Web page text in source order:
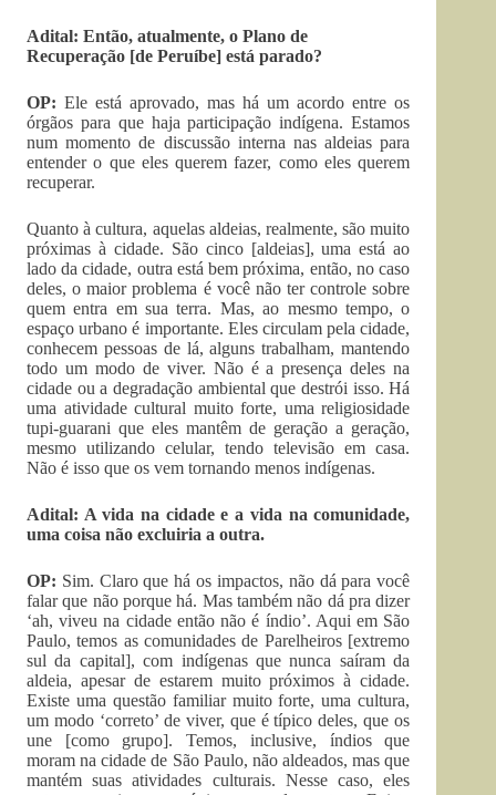
Adital: Então, atualmente, o Plano de
Recuperação [de Peruíbe] está parado?
OP: Ele está aprovado, mas há um acordo entre os
órgãos para que haja participação indígena. Estamos
num momento de discussão interna nas aldeias para
entender o que eles querem fazer, como eles querem
recuperar.
Quanto à cultura, aquelas aldeias, realmente, são muito
próximas à cidade. São cinco [aldeias], uma está ao
lado da cidade, outra está bem próxima, então, no caso
deles, o maior problema é você não ter controle sobre
quem entra em sua terra. Mas, ao mesmo tempo, o
espaço urbano é importante. Eles circulam pela cidade,
conhecem pessoas de lá, alguns trabalham, mantendo
todo um modo de viver. Não é a presença deles na
cidade ou a degradação ambiental que destrói isso. Há
uma atividade cultural muito forte, uma religiosidade
tupi-guarani que eles mantêm de geração a geração,
mesmo utilizando celular, tendo televisão em casa.
Não é isso que os vem tornando menos indígenas.
Adital: A vida na cidade e a vida na comunidade,
uma coisa não excluiria a outra.
OP: Sim. Claro que há os impactos, não dá para você
falar que não porque há. Mas também não dá pra dizer
‘ah, viveu na cidade então não é índio’. Aqui em São
Paulo, temos as comunidades de Parelheiros [extremo
sul da capital], com indígenas que nunca saíram da
aldeia, apesar de estarem muito próximos à cidade.
Existe uma questão familiar muito forte, uma cultura,
um modo ‘correto’ de viver, que é típico deles, que os
une [como grupo]. Temos, inclusive, índios que
moram na cidade de São Paulo, não aldeados, mas que
mantém suas atividades culturais. Nesse caso, eles